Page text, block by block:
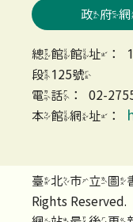
政府
總館館址：
段125號
電話：02-
本館網址：
臺北市立圖
Rights Reserved.